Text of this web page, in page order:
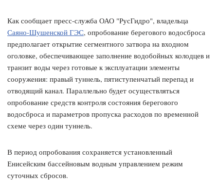
Как сообщает пресс-служба ОАО "РусГидро", владельца
Саяно-Шушенской ГЭС, опробование берегового водосброса
предполагает открытие сегментного затвора на входном
оголовке, обеспечивающее заполнение водобойных колодцев и
транзит воды через готовые к эксплуатации элементы
сооружения: правый туннель, пятиступенчатый перепад и
отводящий канал. Параллельно будет осуществляться
опробование средств контроля состояния берегового
водосброса и параметров пропуска расходов по временной
схеме через один туннель.
В период опробования сохраняется установленный
Енисейским бассейновым водным управлением режим
суточных сбросов.